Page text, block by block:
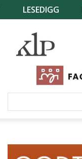
LESEDIGG